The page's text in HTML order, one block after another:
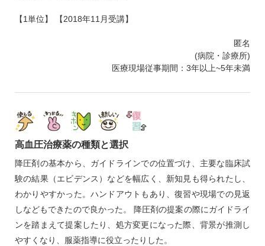
【1単位】 【2018年11月受講】
匿名
(病院・診療所)
医療現場従事期間：3年以上~5年未満
高血圧治療薬の種類と選択
降圧剤の基本から、ガイドラインでの位置づけ、主要な臨床試
験の結果（エビデンス）などを幅広く、新知見も得られたし、
わかりやすかった。ハンドアウトもあり、復習や現場での見返
しなどもできたので良かった。 降圧剤の提案の際にガイドライ
ンを踏まえて提案したり、処方変更になった際、背景が推測し
やすくなり、服薬指導に役立ったりした。